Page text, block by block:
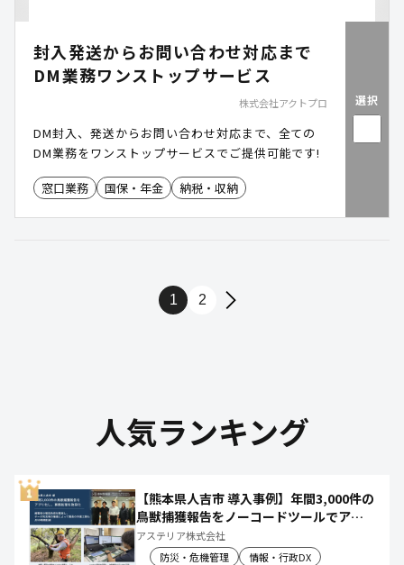
封入発送からお問い合わせ対応まで
DM業務ワンストップサービス
株式会社アクトプロ
DM封入、発送からお問い合わせ対応まで、全ての
DM業務をワンストップサービスでご提供可能です!
窓口業務 国保・年金 納税・収納
選択
1 2
人気ランキング
【熊本県人吉市 導入事例】年間3,000件の
鳥獣捕獲報告をノーコードツールでアプ
リ化し、月50時間の庁内作業を削減
アステリア株式会社
防災・危機管理
情報・行政DX